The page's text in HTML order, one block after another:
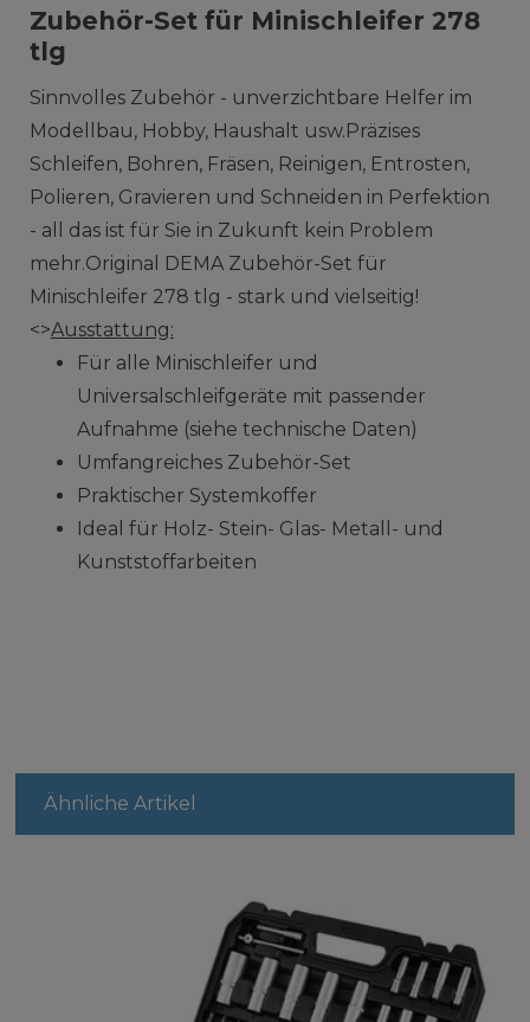
Zubehör-Set für Minischleifer 278
tlg
Sinnvolles Zubehör - unverzichtbare Helfer im
Modellbau, Hobby, Haushalt usw.Präzises
Schleifen, Bohren, Fräsen, Reinigen, Entrosten,
Polieren, Gravieren und Schneiden in Perfektion
- all das ist für Sie in Zukunft kein Problem
mehr.Original DEMA Zubehör-Set für
Minischleifer 278 tlg - stark und vielseitig!
<>Ausstattung:
Für alle Minischleifer und
Universalschleifgeräte mit passender
Aufnahme (siehe technische Daten)
Umfangreiches Zubehör-Set
Praktischer Systemkoffer
Ideal für Holz- Stein- Glas- Metall- und
Kunststoffarbeiten
Ähnliche Artikel